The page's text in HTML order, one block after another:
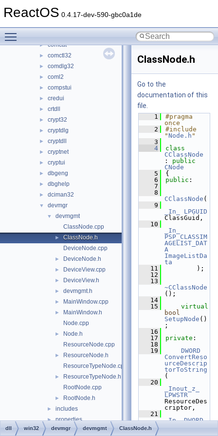
ReactOS 0.4.17-dev-590-gbc0a1de
► cards
► comcat
► comctl32
► comdlg32
► coml2
► compstui
► credui
► crtdll
► crypt32
► cryptdlg
► cryptdll
► cryptnet
► cryptui
► dbgeng
► dbghelp
► dciman32
▼ devmgr
▼
devmgmt
ClassNode.cpp
►
ClassNode.h
DeviceNode.cpp
► DeviceNode.h
► DeviceView.cpp
► DeviceView.h
► devmgmt.h
► MainWindow.cpp
►
MainWindow.h
Node.cpp
►
Node.h
ResourceNode.cpp
►
ResourceNode.h
ResourceTypeNode.cpp
►
ResourceTypeNode.h
RootNode.cpp
► RootNode.h
► includes
► properties
► api.cpp
ClassNode.h
Go to the
documentation of this
file.
    1
#pragma
once
    2
#include
" Node.h "
    3
    4
CClassNode
: public
CNode
    5
{
    6
public :
    7
    8
CClassNode (
    9
_In_
LPGUID
ClassGuid,
   10
_In_
PSP_CLASSIM
AGELIST_DAT
A
ImageListDa
ta
   11
        );
   12
   13
~CClassNode
();
   14
   15
virtual
bool
SetupNode ()
;
   16
   17
private :
   18
   19
DWORD
ConvertReso
urceDescrip
torToString
(
   20
_Inout_z_
LPWSTR
ResourceDes
criptor,
   21
_In_ DWORD
dll win32 devmgr devmgmt ClassNode.h